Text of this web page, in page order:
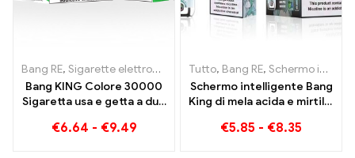
Bang RE, Sigarette elettroniche usa e getta Lituania ,Sigarette
Bang KING Colore 30000
Sigaretta usa e getta a due
Watermelon Bubble Gum
€6.64 - €9.49
Tutto, Bang RE, Schermo intelligente Bang King 15000 Soffio
Schermo intelligente Bang
King di mela acida e mirtillo
di svapo incomparabile
€5.85 - €8.35